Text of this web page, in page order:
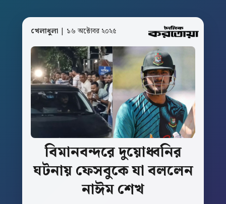
খেলাধুলা | ১৬ অক্টোবর ২০২৫
বিমানবন্দরেদুয়োধ্বনির
ঘটনায়ফেসবুকেযাবললেন
নাঈমশেখ